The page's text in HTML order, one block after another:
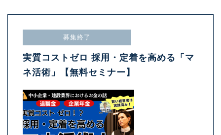
募集終了
実質コストゼロ 採用・定着を高める「マ
ネ活術」【無料セミナー】